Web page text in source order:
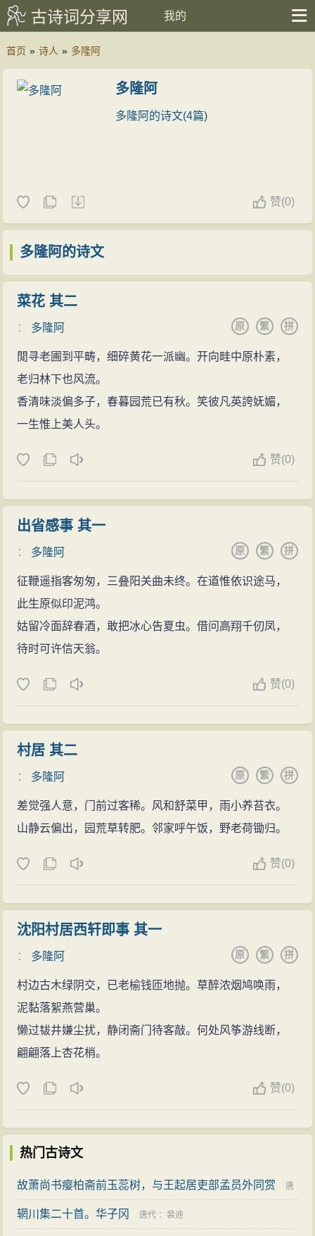
古诗词分享网 我的
首页 » 诗人 » 多隆阿
多隆阿
多隆阿的诗文(4篇)
赞(0)
多隆阿的诗文
菜花 其二
： 多隆阿 拼
繁
原
閒寻老圃到平畴，细碎黄花一派幽。开向畦中原朴素，
老归林下也风流。
香清味淡偏多子，春暮园荒已有秋。笑彼凡英誇妩媚，
一生惟上美人头。
赞(0)
出省感事 其一
： 多隆阿 拼
繁
原
征鞭遥指客匆匆，三叠阳关曲未终。在道惟依识途马，
此生原似印泥鸿。
姑留冷面辞春酒，敢把冰心告夏虫。借问高翔千仞凤，
待时可许信天翁。
赞(0)
村居 其二
： 多隆阿 拼
繁
原
差觉强人意，门前过客稀。风和舒菜甲，雨小养苔衣。
山静云偏出，园荒草转肥。邻家呼午饭，野老荷锄归。
赞(0)
沈阳村居西轩即事 其一
： 多隆阿 拼
繁
原
村边古木绿阴交，已老榆钱匝地抛。草醉浓烟鸠唤雨，
泥黏落絮燕营巢。
懒过韨井嫌尘扰，静闭斋门待客敲。何处风筝游线断，
翩翩落上杏花梢。
赞(0)
热门古诗文
故萧尚书瘿柏斋前玉蕊树，与王起居吏部孟员外同赏 唐
代： 羊士谔
辋川集二十首。华子冈 唐代 ：裴迪